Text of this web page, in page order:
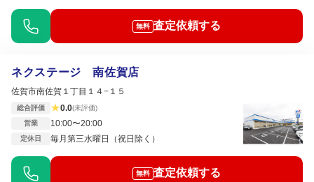
無料 査定依頼する
ネクステージ 南佐賀店
佐賀市南佐賀１丁目１４−１５
総合評価 ★0.0(未評価)
営業
10:00〜20:00
定休日 毎月第三水曜日（祝日除く）
無料 査定依頼する